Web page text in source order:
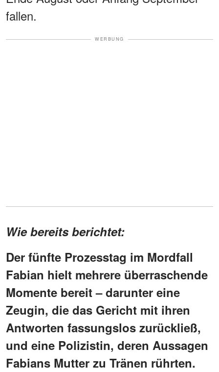
fallen.
WERBUNG
Wie bereits berichtet:
Der fünfte Prozesstag im Mordfall
Fabian hielt mehrere überraschende
Momente bereit – darunter eine
Zeugin, die das Gericht mit ihren
Antworten fassungslos zurückließ,
und eine Polizistin, deren Aussagen
Fabians Mutter zu Tränen rührten.